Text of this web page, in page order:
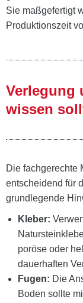
Sie maßgefertigt
Produktionszeit
Verlegung
wissen
Die fachgerechte
entscheidend für
grundlegende
Kleber:
poröse oder
dauerhaften
Fugen: Die
Boden sollte